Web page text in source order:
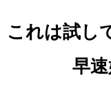
これは試し
早